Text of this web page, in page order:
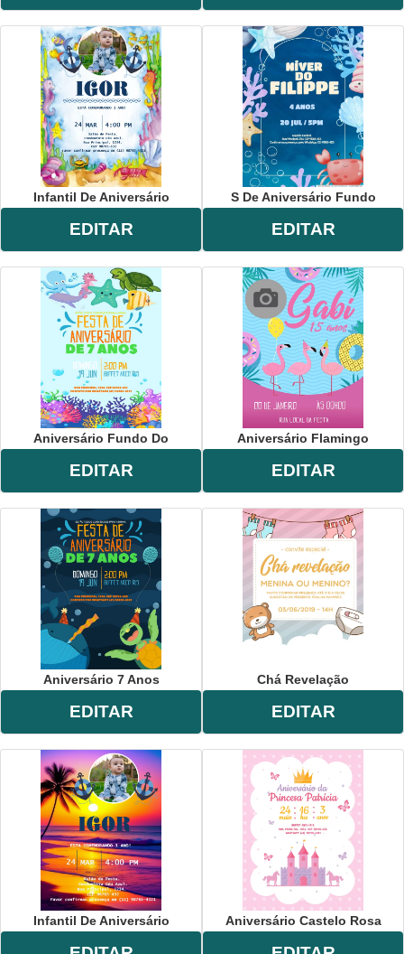
Infantil De Aniversário
EDITAR
S De Aniversário Fundo
EDITAR
Aniversário Fundo Do
EDITAR
Aniversário Flamingo
EDITAR
Aniversário 7 Anos
EDITAR
Chá Revelação
EDITAR
Infantil De Aniversário Aniversário Castelo Rosa